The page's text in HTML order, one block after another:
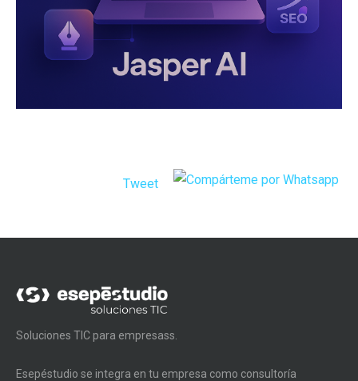
Tweet
Soluciones TIC para empresass.
Esepéstudio se integra en tu empresa como consultoría